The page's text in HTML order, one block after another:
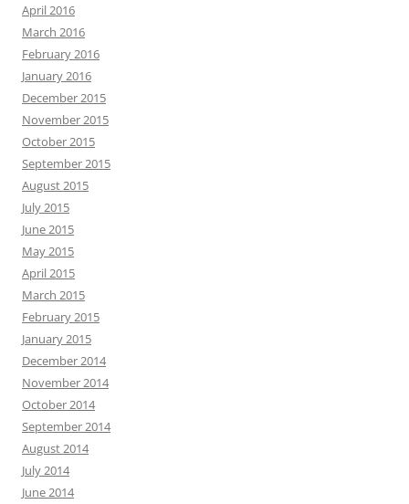
April 2016
March 2016
February 2016
January 2016
December 2015
November 2015
October 2015
September 2015
August 2015
July 2015
June 2015
May 2015
April 2015
March 2015
February 2015
January 2015
December 2014
November 2014
October 2014
September 2014
August 2014
July 2014
June 2014